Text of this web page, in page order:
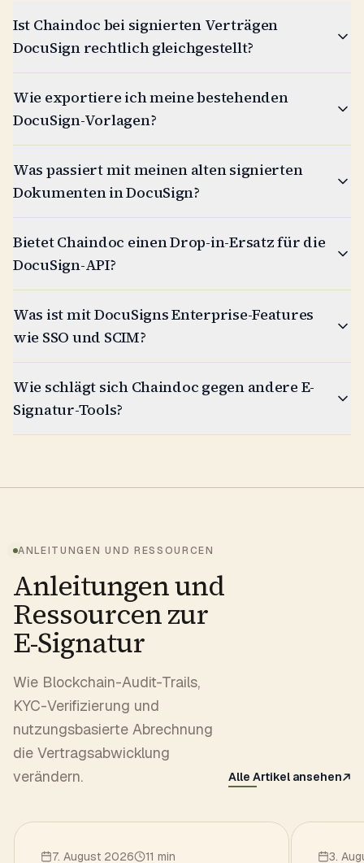
Ist Chaindoc bei signierten Verträgen
DocuSign rechtlich gleichgestellt?
Wie exportiere ich meine bestehenden
DocuSign-Vorlagen?
Was passiert mit meinen alten signierten
Dokumenten in DocuSign?
Bietet Chaindoc einen Drop-in-Ersatz für die
DocuSign-API?
Was ist mit DocuSigns Enterprise-Features
wie SSO und SCIM?
Wie schlägt sich Chaindoc gegen andere E-
Signatur-Tools?
ANLEITUNGEN UND RESSOURCEN
Anleitungen und
Ressourcen zur
E-Signatur
Wie Blockchain-Audit-Trails,
KYC-Verifizierung und
nutzungsbasierte Abrechnung
die Vertragsabwicklung
verändern.
Alle Artikel ansehen
7. August 2026 11 min 3.